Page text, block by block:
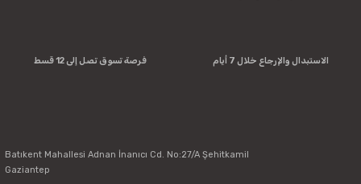
There should be other alternatives to this product.
Send
فرصة تسوق تصل إلى 12 قسط الاستبدال والإرجاع خلال 7 أيام
Batıkent Mahallesi Adnan İnanıcı Cd. No:27/A Şehitkamil
Gaziantep